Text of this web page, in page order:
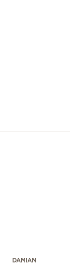
DAMIAN